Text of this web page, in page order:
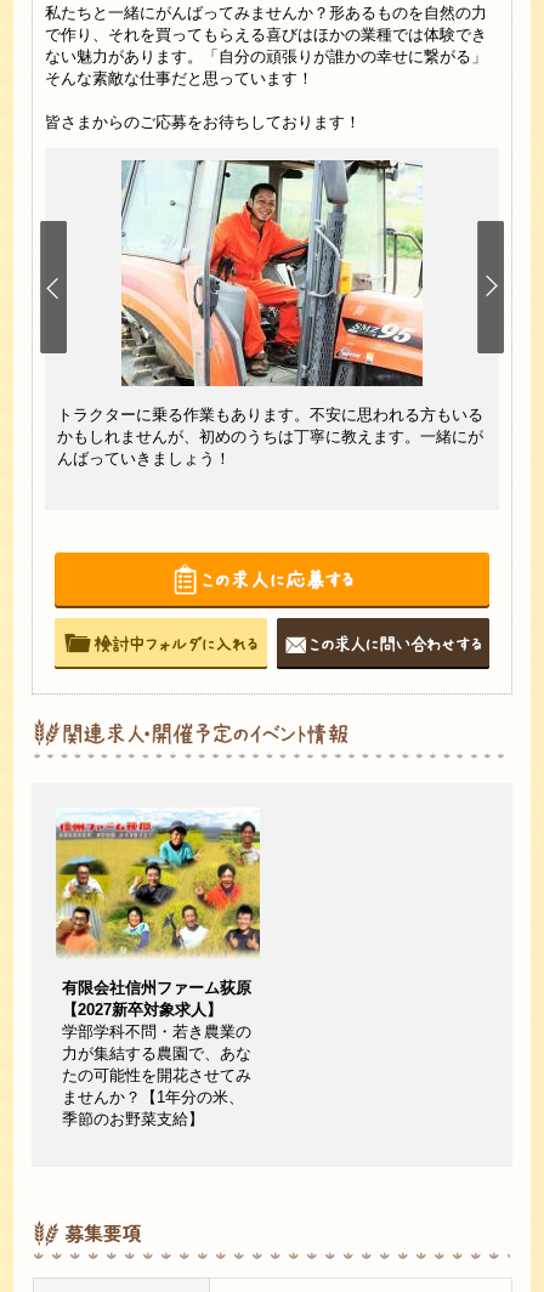
私たちと一緒にがんばってみませんか？形あるものを自然の力
で作り、それを買ってもらえる喜びはほかの業種では体験でき
ない魅力があります。「自分の頑張りが誰かの幸せに繋がる」
そんな素敵な仕事だと思っています！
皆さまからのご応募をお待ちしております！
め
大
トラクターに乗る作業もあります。不安に思われる方もいる
かもしれませんが、初めのうちは丁寧に教えます。一緒にが
んばっていきましょう！
畦
で
ま
有限会社信州ファーム荻原
【2027新卒対象求人】
学部学科不問・若き農業の
力が集結する農園で、あな
たの可能性を開花させてみ
ませんか？【1年分の米、
季節のお野菜支給】
募集要項